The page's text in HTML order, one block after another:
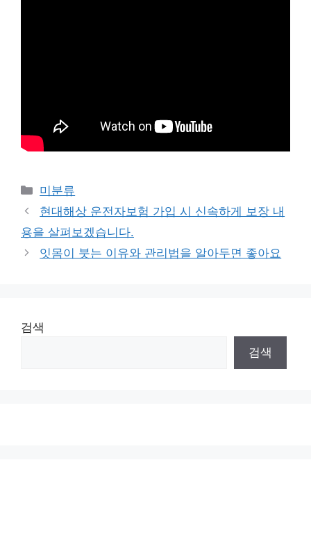
Categories
미분류
현대해상 운전자보험 가입 시 신속하게 보장 내
용을 살펴보겠습니다.
잇몸이 붓는 이유와 관리법을 알아두면 좋아요
검색
검색